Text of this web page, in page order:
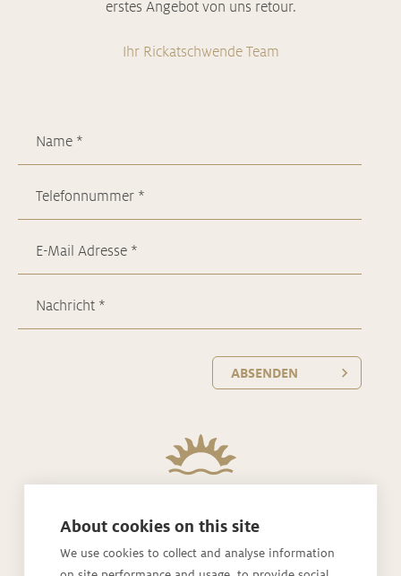
erstes Angebot von uns retour.
Ihr Rickatschwende Team
ABSENDEN
Rickatschwende F. X. Mayr Health Retreat
About cookies on this site
We use cookies to collect and analyse information